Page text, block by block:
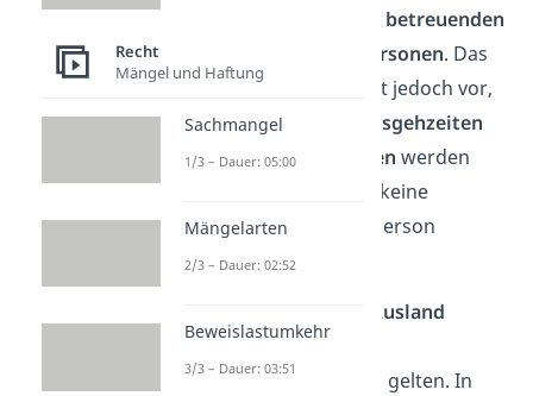
Regeln der betreuenden
Lehrer
Aufsichtspersonen. Das
Jugendschutzgesetz sieht jedoch vor,
dass diegesetzlichen Ausgehzeiten
grundsätzlicheingehalten werden
müssen. Das gilt, sofern keine
erziehungsbeauftragte Person
anwesend ist.
Reisen ins Ausland
können teilweise andere,
landesspezifische Regeln gelten. In
Recht
Mängel und Haftung
Sachmangel
1/3 – Dauer: 05:00
Mängelarten
2/3 – Dauer: 02:52
Beweislastumkehr
3/3 – Dauer: 03:51